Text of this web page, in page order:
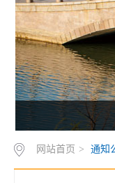
网站首页 > 通知